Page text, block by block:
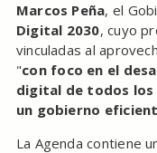
Marcos Peña, el
Digital 2030, cuyo
vinculadas al
"con foco en el
digital de todos los
un gobierno
La Agenda contiene